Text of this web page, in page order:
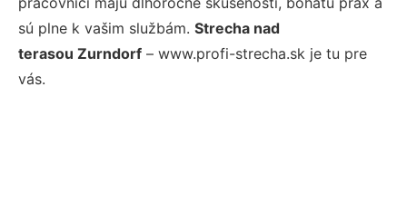
sú plne k vašim službám. Strecha nad
terasou Zurndorf – www.profi-strecha.sk je tu pre
vás.